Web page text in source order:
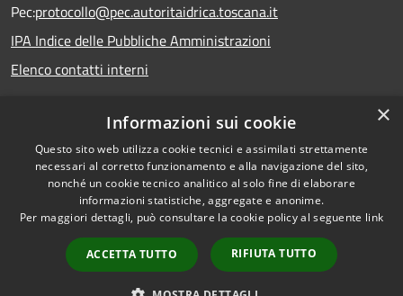
Pec:protocollo@pec.autoritaidrica.toscana.it
IPA Indice delle Pubbliche Amministrazioni
Elenco contatti interni
Dichiarazione accessibilità
Accessibilità
Copyright © 2026 • Autorità
Idrica Toscana • Powered by
Municipium•
Accesso
redazione
×
Informazioni sui cookie
Questo sito web utilizza cookie tecnici e assimilati strettamente
necessari al corretto funzionamento e alla navigazione del sito,
nonché un cookie tecnico analitico al solo fine di elaborare
informazioni statistiche, aggregate e anonime.
Per maggiori dettagli, può consultare la cookie policy al seguente link
ACCETTA TUTTO RIFIUTA TUTTO